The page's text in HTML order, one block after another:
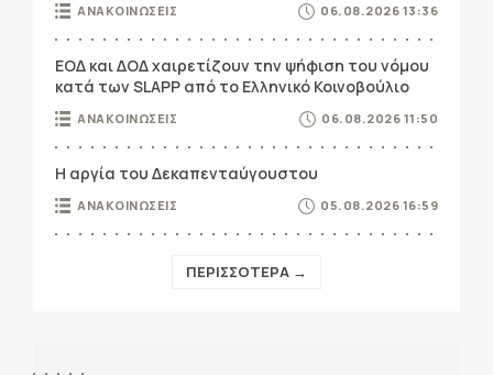
ΑΝΑΚΟΙΝΩΣΕΙΣ 06.08.2026 13:36
ΕΟΔ και ΔΟΔ χαιρετίζουν την ψήφιση του νόμου
κατά των SLAPP από το Ελληνικό Κοινοβούλιο
ΑΝΑΚΟΙΝΩΣΕΙΣ 06.08.2026 11:50
Η αργία του Δεκαπενταύγουστου
ΑΝΑΚΟΙΝΩΣΕΙΣ 05.08.2026 16:59
ΠΕΡΙΣΣΟΤΕΡΑ →